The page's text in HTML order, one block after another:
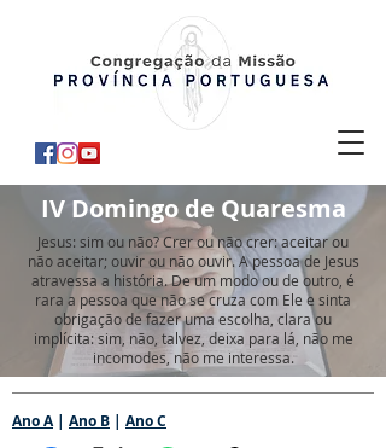
IV Domingo de Quaresma
Jesus: sim ou não? Crer ou não crer: aceitar ou
não aceitar; ouvir ou não ouvir. A pessoa de Jesus
atravessa a história. De um modo ou de outro, é
rara a pessoa que não se cruza com Ele e sinta
obrigação de fazer uma escolha, clara ou
implícita: sim, não, talvez, deixa para lá, não me
incomodes, não me interessa.
Ano A| Ano B | Ano C